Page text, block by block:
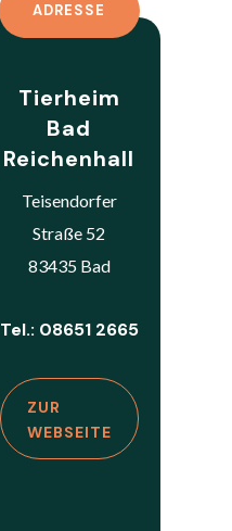
ADRESSE
Tierheim
Bad
Reichenhall
Teisendorfer
Straße 52
83435 Bad
Tel.: 08651 2665
ZUR
WEBSEITE